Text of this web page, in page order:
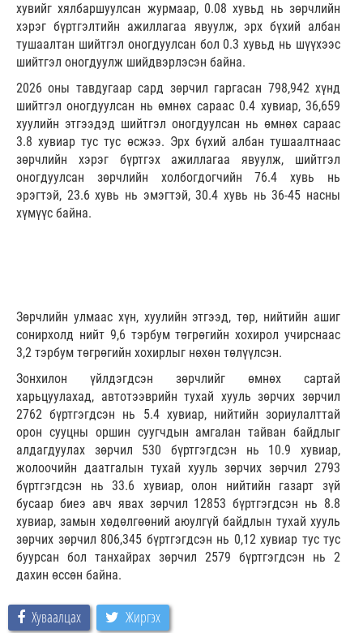
хувийг хялбаршуулсан журмаар, 0.08 хувьд нь зөрчлийн
хэрэг бүртгэлтийн ажиллагаа явуулж, эрх бүхий албан
тушаалтан шийтгэл оногдуулсан бол 0.3 хувьд нь шүүхээс
шийтгэл оногдуулж шийдвэрлэсэн байна.
2026 оны тавдугаар сард зөрчил гаргасан 798,942 хүнд
шийтгэл оногдуулсан нь өмнөх сараас 0.4 хувиар, 36,659
хуулийн этгээдэд шийтгэл оногдуулсан нь өмнөх сараас
3.8 хувиар тус тус өсжээ. Эрх бүхий албан тушаалтнаас
зөрчлийн хэрэг бүртгэх ажиллагаа явуулж, шийтгэл
оногдуулсан зөрчлийн холбогдогчийн 76.4 хувь нь
эрэгтэй, 23.6 хувь нь эмэгтэй, 30.4 хувь нь 36-45 насны
хүмүүс байна.
Зөрчлийн улмаас хүн, хуулийн этгээд, төр, нийтийн ашиг
сонирхолд нийт 9,6 тэрбум төгрөгийн хохирол учирснаас
3,2 тэрбум төгрөгийн хохирлыг нөхөн төлүүлсэн.
Зонхилон үйлдэгдсэн зөрчлийг өмнөх сартай
харьцуулахад, автотээврийн тухай хууль зөрчих зөрчил
2762 бүртгэгдсэн нь 5.4 хувиар, нийтийн зориулалттай
орон сууцны оршин суугчдын амгалан тайван байдлыг
алдагдуулах зөрчил 530 бүртгэгдсэн нь 10.9 хувиар,
жолоочийн даатгалын тухай хууль зөрчих зөрчил 2793
бүртгэгдсэн нь 33.6 хувиар, олон нийтийн газарт зүй
бусаар биеэ авч явах зөрчил 12853 бүртгэгдсэн нь 8.8
хувиар, замын хөдөлгөөний аюулгүй байдлын тухай хууль
зөрчих зөрчил 806,345 бүртгэгдсэн нь 0,12 хувиар тус тус
буурсан бол танхайрах зөрчил 2579 бүртгэгдсэн нь 2
дахин өссөн байна.
Хуваалцах Жиргэх